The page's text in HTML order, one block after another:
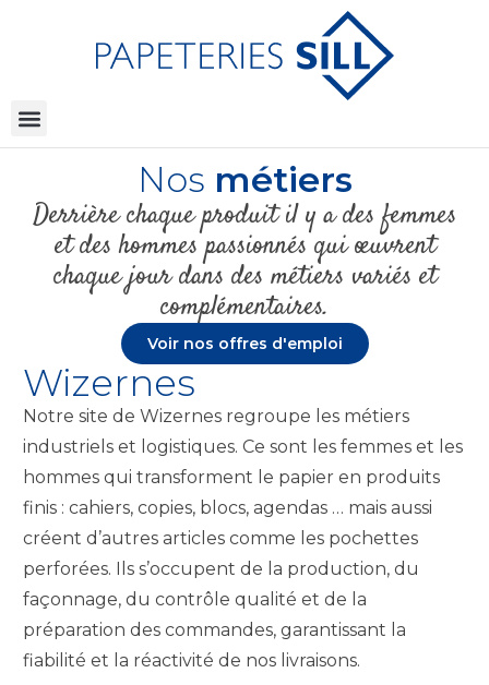
Nos métiers
Derrière chaque produit il y a des femmes
et des hommes passionnés qui œuvrent
chaque jour dans des métiers variés et
complémentaires.
Voir nos offres d'emploi
Wizernes
Notre site de Wizernes regroupe les métiers
industriels et logistiques. Ce sont les femmes et les
hommes qui transforment le papier en produits
finis : cahiers, copies, blocs, agendas … mais aussi
créent d’autres articles comme les pochettes
perforées. Ils s’occupent de la production, du
façonnage, du contrôle qualité et de la
préparation des commandes, garantissant la
fiabilité et la réactivité de nos livraisons.